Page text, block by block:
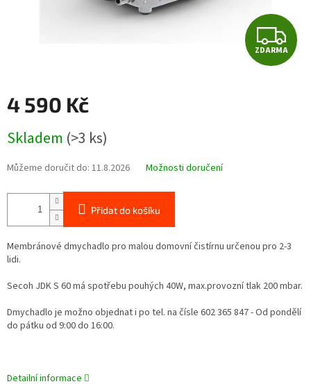
Z
D
ZDARMA
4 590 Kč
cena:
Skladem (>3 ks)
Můžeme doručit do: 11.8.2026 Možnosti doručení
Přidat do košíku
Membránové dmychadlo pro malou domovní čistírnu určenou pro 2-3
lidi.
Secoh JDK S 60 má spotřebu pouhých 40W, max.provozní tlak 200 mbar.
Dmychadlo je možno objednat i po tel. na čísle 602 365 847 - Od pondělí
do pátku od 9:00 do 16:00.
Detailní informace